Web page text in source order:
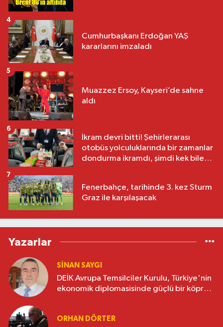
Cumhurbaşkanı Erdoğan YAŞ
kararlarını imzaladı
4
Muazzez Ersoy, Kayseri’de sahne
aldı
5
İkram devri bitti! Şehirlerarası
otobüs yolculuklarında bir zamanlar
dondurma ikramdı, şimdi kek bile
6
Fenerbahçe, tarihinde 3. kez Sturm
Graz ile karşılaşacak
7
Yazarlar
SINAN SAYGI
DEİK Avrupa Temsilciler Kurulu, Türkiye'nin
ekonomik diplomasisinde güçlü bir köprü
ORHAN DÖRTER